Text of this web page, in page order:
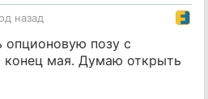
назад
опционовую позу с
конец мая. Думаю открыть